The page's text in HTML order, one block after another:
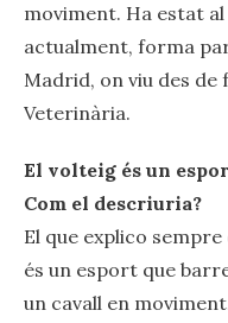
moviment. Ha estat
actualment, forma
Madrid, on viu des de
Veterinària.
El volteig és un
Com el descriuria?
El que explico
és un esport que
un cavall en